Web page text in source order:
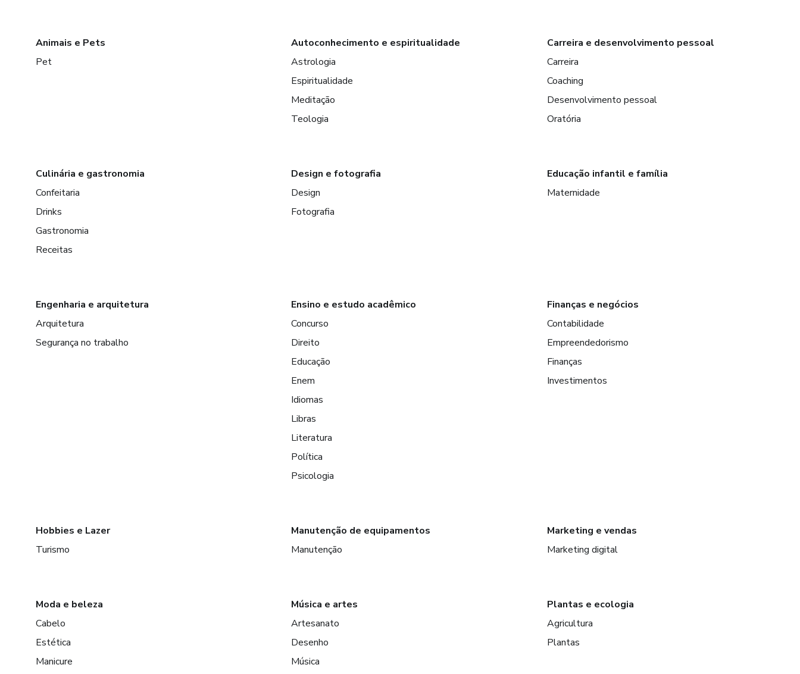
Animais e Pets
Pet
Autoconhecimento e espiritualidade
Astrologia
Espiritualidade
Meditação
Teologia
Carreira e desenvolvimento pessoal
Carreira
Coaching
Desenvolvimento pessoal
Oratória
Culinária e gastronomia
Confeitaria
Drinks
Gastronomia
Receitas
Design e fotografia
Design
Fotografia
Educação infantil e família
Maternidade
Engenharia e arquitetura
Arquitetura
Segurança no trabalho
Ensino e estudo acadêmico
Concurso
Direito
Educação
Enem
Idiomas
Libras
Literatura
Política
Psicologia
Finanças e negócios
Contabilidade
Empreendedorismo
Finanças
Investimentos
Hobbies e Lazer
Turismo
Manutenção de equipamentos
Manutenção
Marketing e vendas
Marketing digital
Moda e beleza
Cabelo
Estética
Manicure
Música e artes
Artesanato
Desenho
Música
Plantas e ecologia
Agricultura
Plantas